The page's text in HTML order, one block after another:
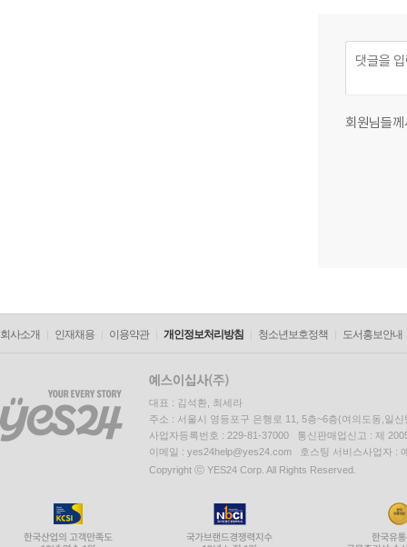
회원님들
회사소개 인재채용 이용약관 개인정보처리방침 청소년보호정책 도서홍보안내
대표 : 김석환, 최세라
주소 : 서울시 영등포구 은행로 11, 5층~6층(여의도동,일신
사업자등록번호 : 229-81-37000 통신판매업신고 : 제
이메일 : yes24help@yes24.com 호스팅 서비스사업자 :
Copyright ⓒ YES24 Corp. All Rights Reserved.